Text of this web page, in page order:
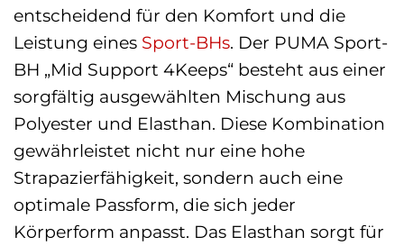
entscheidend für den Komfort und die
Leistung eines Sport-BHs. Der PUMA Sport-
BH „Mid Support 4Keeps“ besteht aus einer
sorgfältig ausgewählten Mischung aus
Polyester und Elasthan. Diese Kombination
gewährleistet nicht nur eine hohe
Strapazierfähigkeit, sondern auch eine
optimale Passform, die sich jeder
Körperform anpasst. Das Elasthan sorgt für